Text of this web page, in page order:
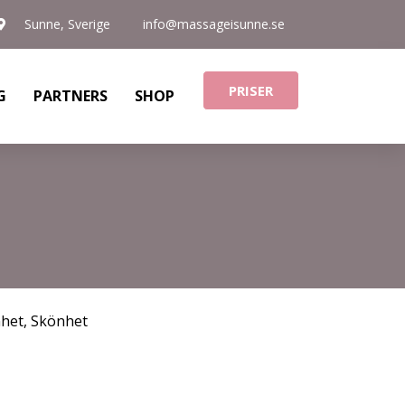
Sunne, Sverige info@massageisunne.se
PARTNERS SHOP PRISER
, Skönhet